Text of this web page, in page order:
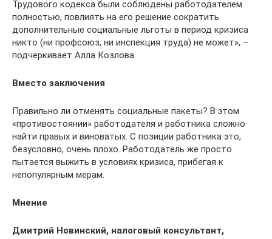
Трудового кодекса были соблюдены работодателем
полностью, повлиять на его решение сократить
дополнительные социальные льготы в период кризиса
никто (ни профсоюз, ни инспекция труда) ­не может», –
подчеркивает Алла Козлова.
Вместо заключения
Правильно ли отменять социальные пакеты? В этом
«противостоянии» работодателя и работника сложно
найти правых и виноватых. С позиции работника это,
безусловно, очень плохо. Работодатель же просто
пытается выжить в условиях кризиса, прибегая к
непопулярным мерам.
Мнение
Дмитрий Новинский, налоговый консультант,